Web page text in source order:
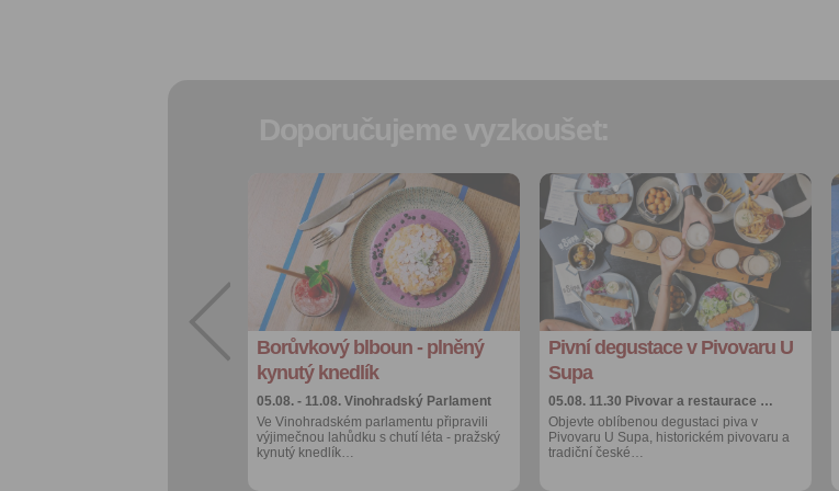
Borůvkový blboun - plněný
kynutý knedlík
05.08. - 11.08. Vinohradský Parlament
Ve Vinohradském parlamentu připravili
výjimečnou lahůdku s chutí léta - pražský
kynutý knedlík…
Přidat do
oblíbených
Sdílet:
Facebook
export do
kalendáře
Více výhod pro
přihlášené
Pivní degustace v Pivovaru U
Supa
05.08. 11.30 Pivovar a restaurace …
Objevte oblíbenou degustaci piva v
Pivovaru U Supa, historickém pivovaru a
tradiční české…
Přidat do
oblíbených
Sdílet:
Facebook
export do
kalendáře
Více výhod pro